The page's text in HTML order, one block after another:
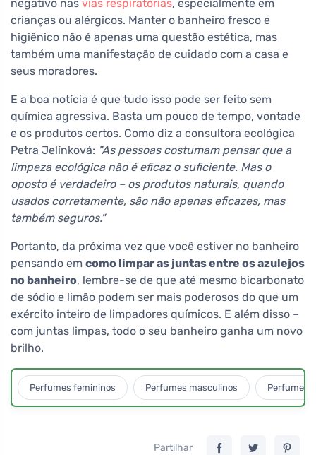
negativo nas vias respiratórias, especialmente em
crianças ou alérgicos. Manter o banheiro fresco e
higiênico não é apenas uma questão estética, mas
também uma manifestação de cuidado com a casa e
seus moradores.
E a boa notícia é que tudo isso pode ser feito sem
química agressiva. Basta um pouco de tempo, vontade
e os produtos certos. Como diz a consultora ecológica
Petra Jelínková: "As pessoas costumam pensar que a
limpeza ecológica não é eficaz o suficiente. Mas o
oposto é verdadeiro – os produtos naturais, quando
usados corretamente, são não apenas eficazes, mas
também seguros."
Portanto, da próxima vez que você estiver no banheiro
pensando em como limpar as juntas entre os azulejos
no banheiro, lembre-se de que até mesmo bicarbonato
de sódio e limão podem ser mais poderosos do que um
exército inteiro de limpadores químicos. E além disso –
com juntas limpas, todo o seu banheiro ganha um novo
brilho.
Perfumes femininos Perfumes masculinos Perfumes
Partilhar